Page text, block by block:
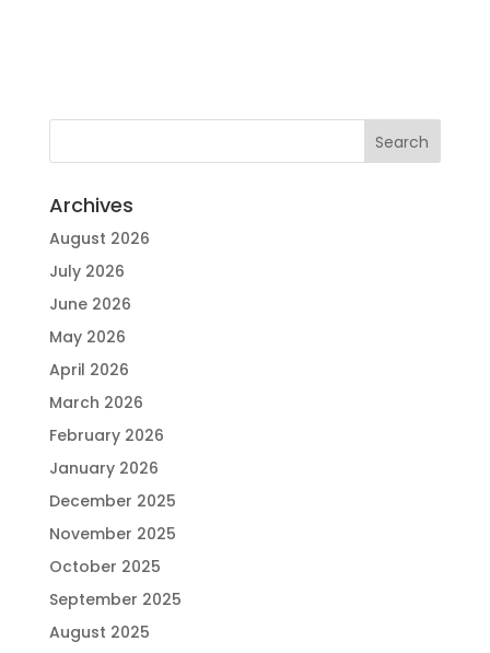
Archives
August 2026
July 2026
June 2026
May 2026
April 2026
March 2026
February 2026
January 2026
December 2025
November 2025
October 2025
September 2025
August 2025